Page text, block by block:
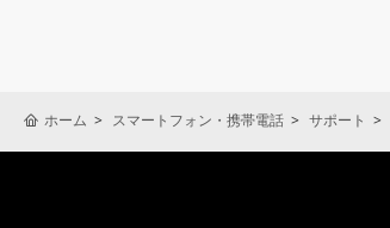
ホーム スマートフォン・携帯電話 サポート